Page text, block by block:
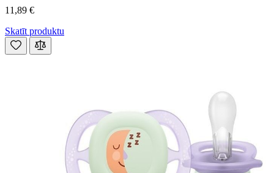
11,89 €
Skatīt produktu